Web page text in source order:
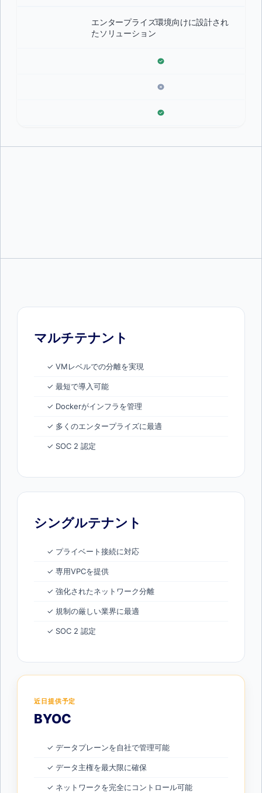
エンタープライズ環境向けに設計され
たソリューション
マルチテナント
✓ VMレベルでの分離を実現
✓ 最短で導入可能
✓ Dockerがインフラを管理
✓ 多くのエンタープライズに最適
✓ SOC 2 認定
シングルテナント
✓ プライベート接続に対応
✓ 専用VPCを提供
✓ 強化されたネットワーク分離
✓ 規制の厳しい業界に最適
✓ SOC 2 認定
近日提供予定
BYOC
✓ データプレーンを自社で管理可能
✓ データ主権を最大限に確保
✓ ネットワークを完全にコントロール可能